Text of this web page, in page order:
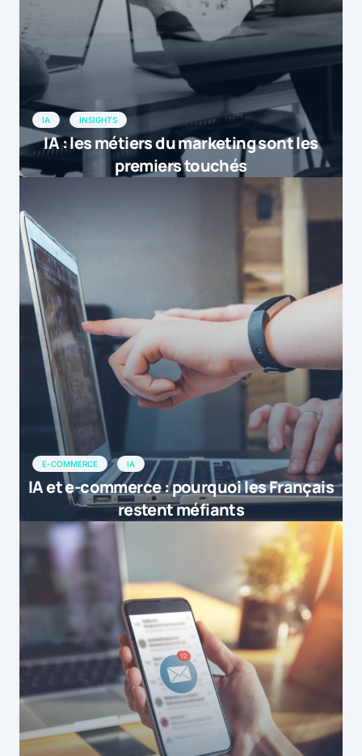
IA INSIGHTS
IA : les métiers du marketing sont les
premiers touchés
E-COMMERCE IA
IA et e-commerce : pourquoi les Français
restent méfiants